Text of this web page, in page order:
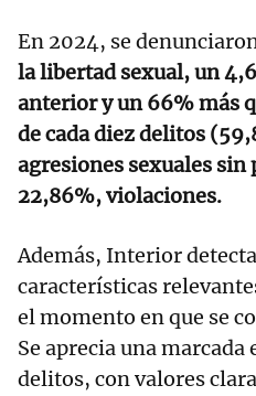
En 2024, se
la libertad sexual, un
anterior y un 66% más
de cada diez delitos
agresiones sexuales sin
22,86%, violaciones.
Además, Interior
características
el momento en que se
Se aprecia una
delitos, con valores